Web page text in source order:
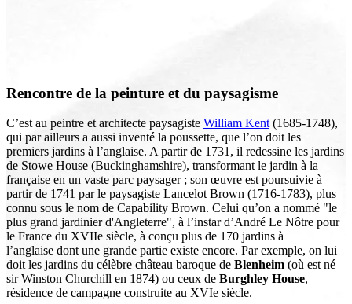
Rencontre de la peinture et du paysagisme
C’est au peintre et architecte paysagiste William Kent (1685-1748),
qui par ailleurs a aussi inventé la poussette, que l’on doit les
premiers jardins à l’anglaise. A partir de 1731, il redessine les jardins
de Stowe House (Buckinghamshire), transformant le jardin à la
française en un vaste parc paysager ; son œuvre est poursuivie à
partir de 1741 par le paysagiste Lancelot Brown (1716-1783), plus
connu sous le nom de Capability Brown. Celui qu’on a nommé "le
plus grand jardinier d'Angleterre", à l’instar d’André Le Nôtre pour
le France du XVIIe siècle, à conçu plus de 170 jardins à
l’anglaise dont une grande partie existe encore. Par exemple, on lui
doit les jardins du célèbre château baroque de Blenheim (où est né
sir Winston Churchill en 1874) ou ceux de Burghley House,
résidence de campagne construite au XVIe siècle.